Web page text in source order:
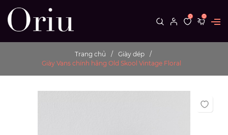
0 0
Trang chủ
Giày dép
Giày Vans chính hãng Old Skool Vintage Floral